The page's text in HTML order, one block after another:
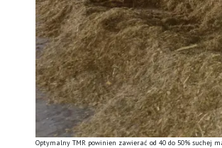
Optymalny TMR powinien zawierać od 40 do 50% suchej